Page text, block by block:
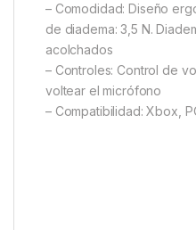
– Comodidad: Diseño
de diadema: 3,5 N.
acolchados
– Controles: Control de
voltear el micrófono
– Compatibilidad: Xbox,